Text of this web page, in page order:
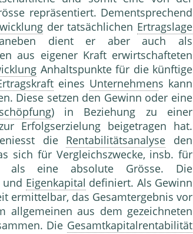
repräsentiert. Dementsprechend
der tatsächlichen Ertragslage
dient er aber auch als
aus eigener Kraft erwirtschafteten
Anhaltspunkte für die künftige
eines Unternehmens kann
Diese setzen den Gewinn oder eine
) in Beziehung zu einer
Erfolgserzielung beigetragen hat.
die Rentabilitätsanalyse den
sich für Vergleichszwecke, insb. für
als eine absolute Grösse. Die
und Eigenkapital definiert. Als Gewinn
ermittelbar, das Gesamtergebnis vor
allgemeinen aus dem gezeichneten
Die Gesamtkapitalrentabilität